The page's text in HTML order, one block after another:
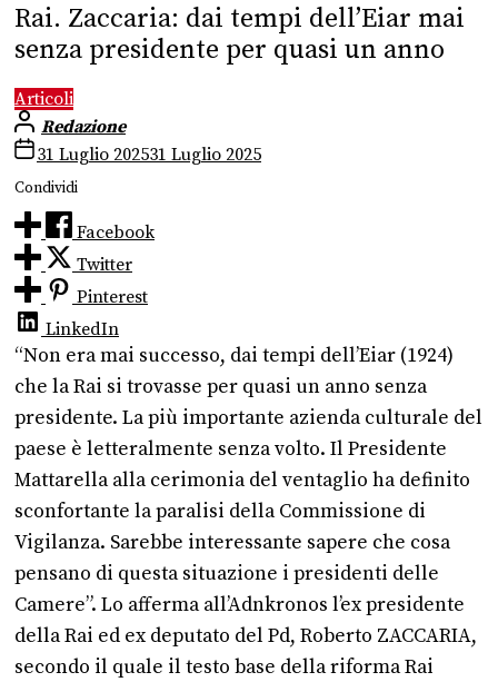
Rai. Zaccaria: dai tempi dell’Eiar mai
senza presidente per quasi un anno
Articoli
Redazione
31 Luglio 202531 Luglio 2025
Condividi
Facebook
Twitter
Pinterest
LinkedIn
“Non era mai successo, dai tempi dell’Eiar (1924)
che la Rai si trovasse per quasi un anno senza
presidente. La più importante azienda culturale del
paese è letteralmente senza volto. Il Presidente
Mattarella alla cerimonia del ventaglio ha definito
sconfortante la paralisi della Commissione di
Vigilanza. Sarebbe interessante sapere che cosa
pensano di questa situazione i presidenti delle
Camere”. Lo afferma all’Adnkronos l’ex presidente
della Rai ed ex deputato del Pd, Roberto ZACCARIA,
secondo il quale il testo base della riforma Rai